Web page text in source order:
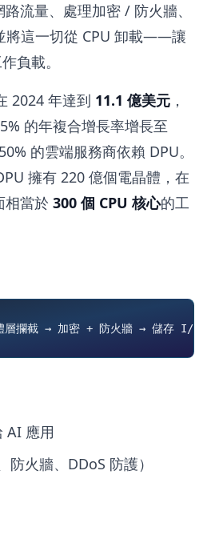
路流量、處理加密 / 防火牆、
將這一切從 CPU 卸載——讓
負載。
2024 年達到 11.1 億美元 ，
的年複合增長率增長至
的雲端服務商依賴 DPU。
擁有 220 億個電晶體，在
相當於 300 個 CPU 核心的工
AI 應用
火牆、DDoS 防護）